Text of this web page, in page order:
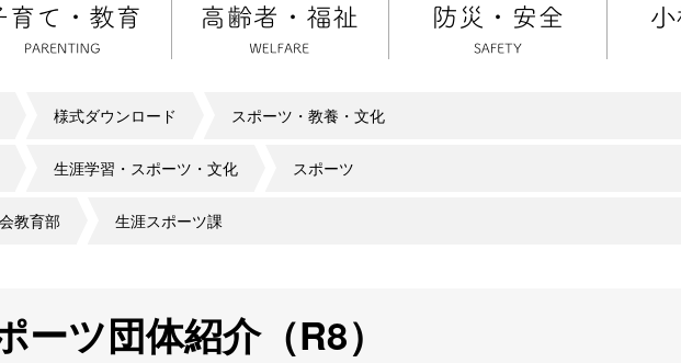
様式ダウンロード スポーツ・教養・文化
生涯学習・スポーツ・文化 スポーツ
教育部 生涯スポーツ課
ーツ団体紹介（R8）